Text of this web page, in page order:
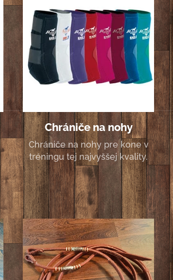
Chrániče na nohy
Chrániče na nohy pre kone v
tréningu tej najvyššej kvality.